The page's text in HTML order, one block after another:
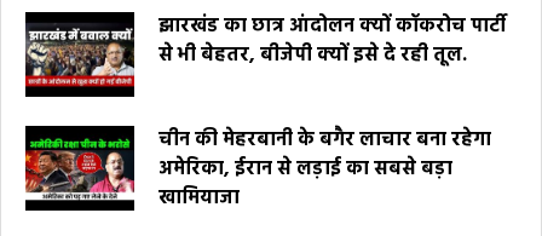
झारखंड का छात्र आंदोलन क्यों कॉकरोच पार्टी
से भी बेहतर, बीजेपी क्यों इसे दे रही तूल.
चीन की मेहरबानी के बगैर लाचार बना रहेगा
अमेरिका, ईरान से लड़ाई का सबसे बड़ा
खामियाजा